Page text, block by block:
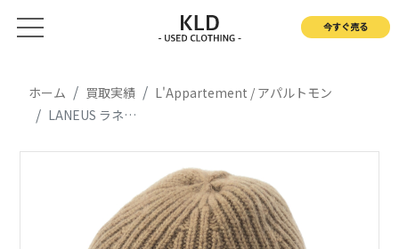
今すぐ売る
ホーム 買取実績
L'Appartement / アパルトモン
LANEUS ラネウス / BEANIE カシミヤ ビーニー ニット帽